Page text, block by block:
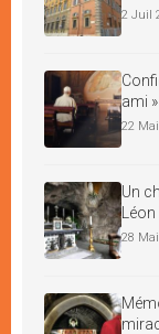
2 Juil
ami »
22
Un
Léon
28